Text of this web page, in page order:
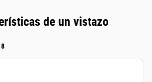
de un vistazo